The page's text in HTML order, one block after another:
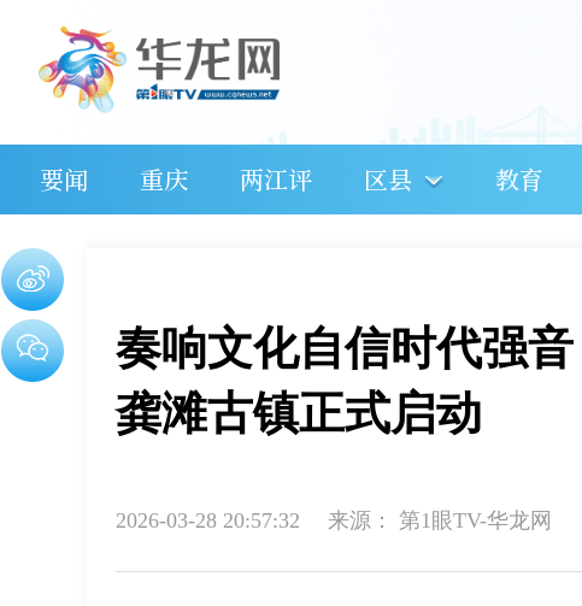
要闻 重庆 两江评 区县 教育
奏响文化自信时代强
龚滩古镇正式启动
2026-03-28 20:57:32 来源： 第1眼TV-华龙网